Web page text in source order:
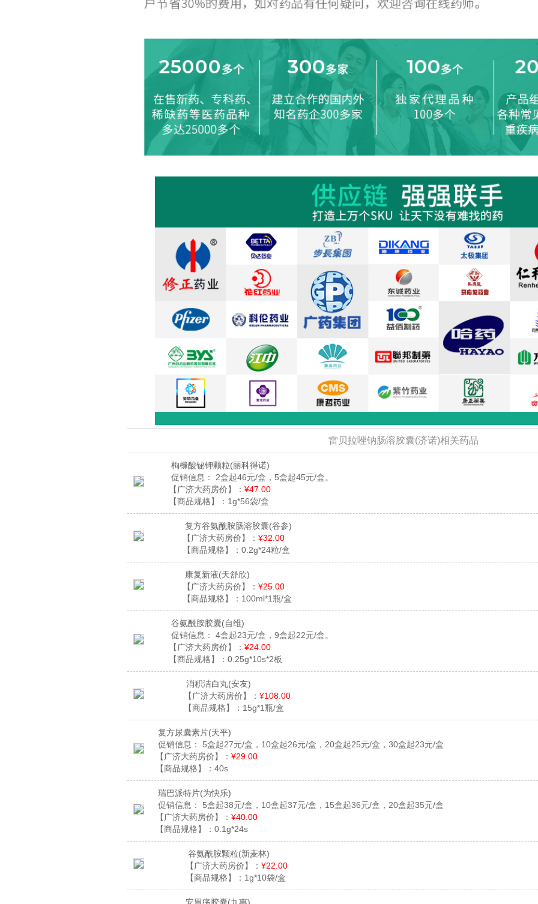
雷贝拉唑钠肠溶胶囊(济诺)相关药品
枸橼酸铋钾颗粒(丽科得诺)
促销信息：
2盒起46元/盒，5盒起45元/盒。
【广济大药房价】： ¥47.00
【商品规格】： 1g*56袋/盒
复方谷氨酰胺肠溶胶囊(谷参)
【广济大药房价】： ¥32.00
【商品规格】： 0.2g*24粒/盒
康复新液(天舒欣)
【广济大药房价】： ¥25.00
【商品规格】： 100ml*1瓶/盒
谷氨酰胺胶囊(自维)
促销信息：
4盒起23元/盒，9盒起22元/盒。
【广济大药房价】： ¥24.00
【商品规格】： 0.25g*10s*2板
消积洁白丸(安友)
【广济大药房价】： ¥108.00
【商品规格】： 15g*1瓶/盒
复方尿囊素片(天平)
促销信息：
5盒起27元/盒，10盒起26元/盒，20盒起25元/盒，30盒起23元/盒
【广济大药房价】： ¥29.00
【商品规格】： 40s
瑞巴派特片(为快乐)
促销信息：
5盒起38元/盒，10盒起37元/盒，15盒起36元/盒，20盒起35元/盒
【广济大药房价】： ¥40.00
【商品规格】： 0.1g*24s
谷氨酰胺颗粒(新麦林)
【广济大药房价】： ¥22.00
【商品规格】： 1g*10袋/盒